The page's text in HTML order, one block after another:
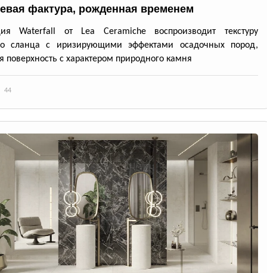
фактура, рожденная временем
Waterfall от Lea Ceramiche воспроизводит текстуру
сланца с иризирующими эффектами осадочных пород,
поверхность с характером природного камня
44